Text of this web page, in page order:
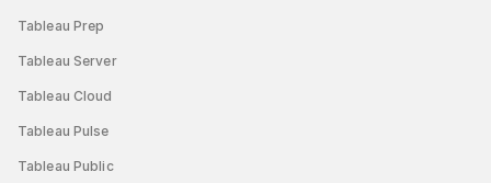
Tableau Prep
Tableau Server
Tableau Cloud
Tableau Pulse
Tableau Public